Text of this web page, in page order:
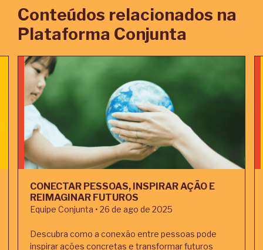
Conteúdos relacionados na
Plataforma Conjunta
CONECTAR PESSOAS, INSPIRAR AÇÃO E
REIMAGINAR FUTUROS
Equipe Conjunta • 26 de ago de 2025
Descubra como a conexão entre pessoas pode
inspirar ações concretas e transformar futuros